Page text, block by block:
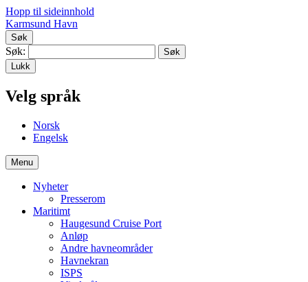
Hopp til sideinnhold
Karmsund Havn
Søk
Søk:
Lukk
Velg språk
Norsk
Engelsk
Menu
Nyheter
Presserom
Maritimt
Haugesund Cruise Port
Anløp
Andre havneområder
Havnekran
ISPS